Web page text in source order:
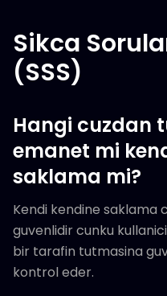
Sikca
(SSS)
Hangi cuzdan
emanet mi
saklama mi?
Kendi kendine saklama
guvenlidir cunku
bir tarafin tutmasina
kontrol eder.